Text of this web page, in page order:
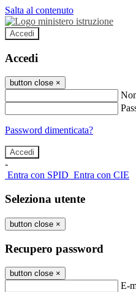
Salta al contenuto
Accedi
Accedi
button close ×
Password dimenticata?
-
Entra con SPID Entra con CIE
Seleziona utente
button close ×
Recupero password
button close ×
E-